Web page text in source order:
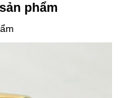
phẩm